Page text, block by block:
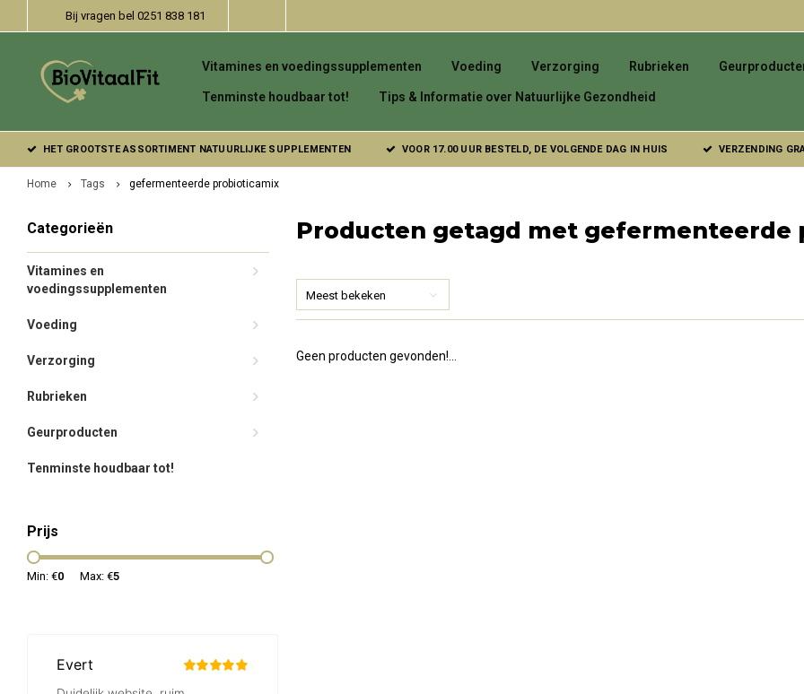
Bij vragen bel 0251 838 181
Vitamines en voedingssupplementen Voeding Verzorging Rubrieken
Tenminste houdbaar tot! Tips & Informatie over Natuurlijke Gezondheid
HET GROOTSTE ASSORTIMENT NATUURLIJKE SUPPLEMENTEN VOOR 17.00 UUR BESTELD, DE VOLGENDE DAG IN HUIS VERZENDING
Home Tags gefermenteerde probioticamix
Categorieën
Vitamines en
voedingssupplementen
Voeding
Verzorging
Rubrieken
Geurproducten
Tenminste houdbaar tot!
Prijs
Min: €0 Max: €5
Producten getagd met gefermenteerde
Meest bekeken
Geen producten gevonden!...